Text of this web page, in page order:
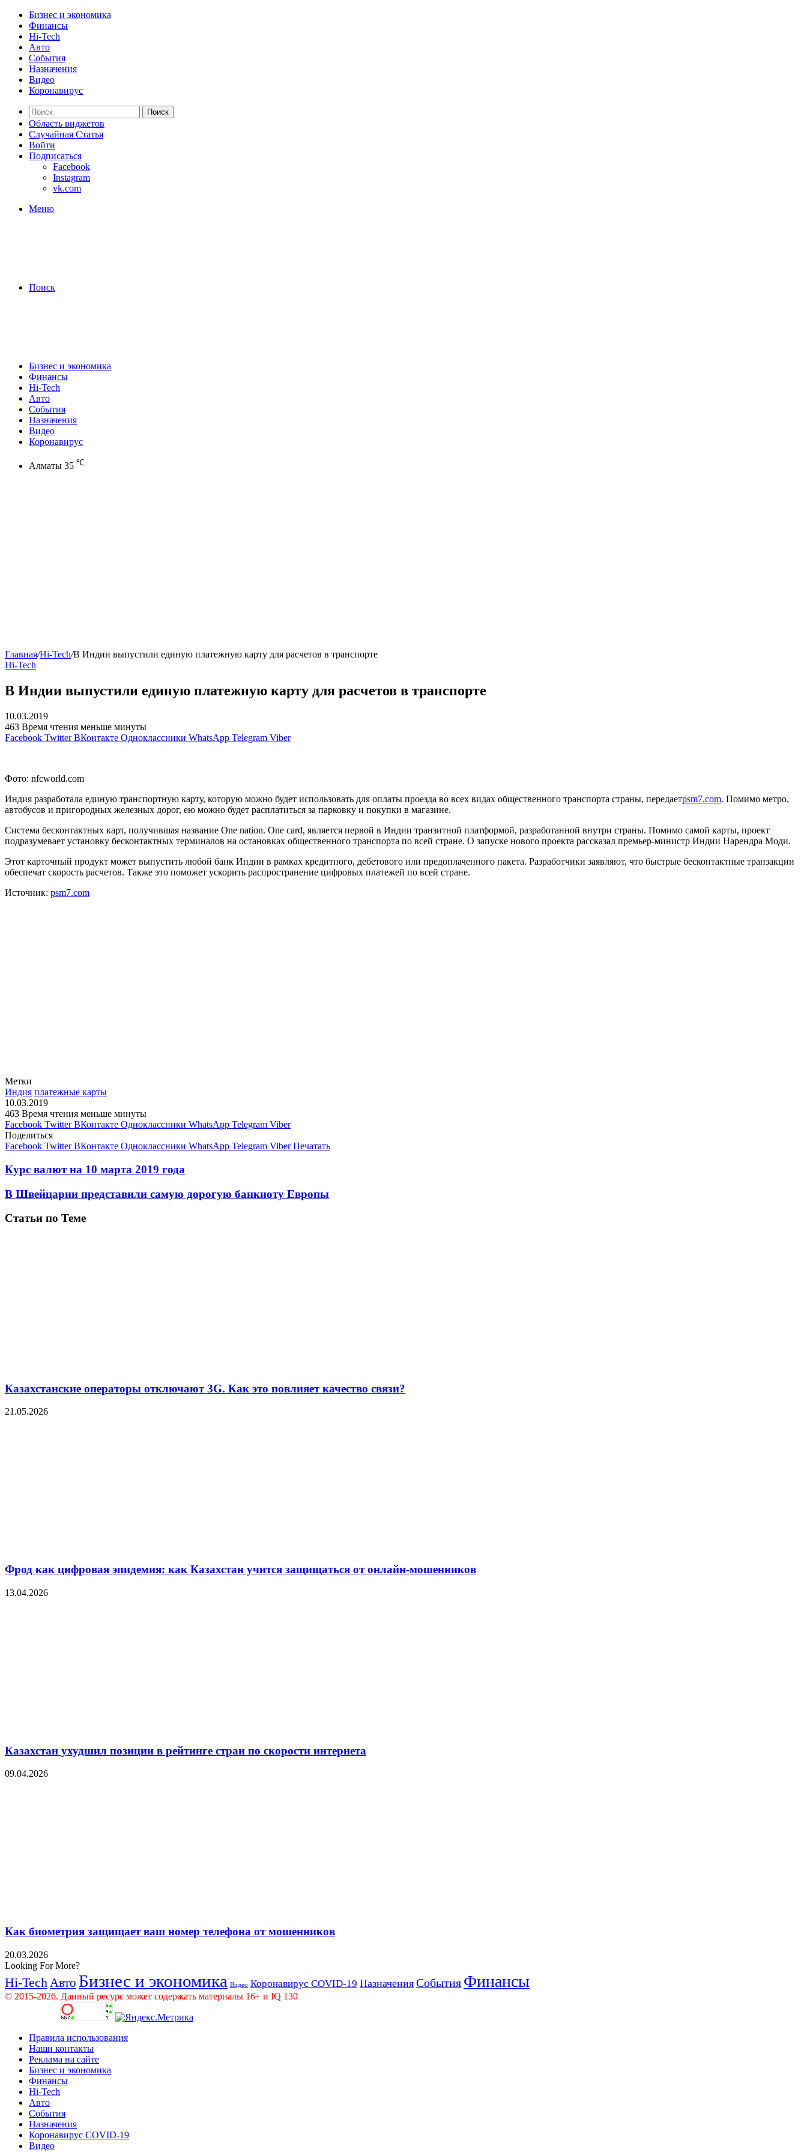
Бизнес и экономика
Финансы
Hi-Tech
Авто
События
Назначения
Видео
Коронавирус
Поиск
Область виджетов
Случайная Статья
Войти
Подписаться
Facebook
Instagram
vk.com
Меню
Поиск
Бизнес и экономика
Финансы
Hi-Tech
Авто
События
Назначения
Видео
Коронавирус
Алматы 35 ℃
Главная/Hi-Tech/В Индии выпустили единую платежную карту для расчетов в транспорте
Hi-Tech
В Индии выпустили единую платежную карту для расчетов в транспорте
10.03.2019
463 Время чтения меньше минуты
Facebook Twitter ВКонтакте Одноклассники WhatsApp Telegram Viber
Фото: nfcworld.com
Индия разработала единую транспортную карту, которую можно будет использовать для оплаты проезда во всех видах общественного транспорта страны, передаетpsm7.com. Помимо метро,
автобусов и пригородных железных дорог, ею можно будет расплатиться за парковку и покупки в магазине.
Система бесконтактных карт, получившая название One nation. One card, является первой в Индии транзитной платформой, разработанной внутри страны. Помимо самой карты, проект
подразумевает установку бесконтактных терминалов на остановках общественного транспорта по всей стране. О запуске нового проекта рассказал премьер-министр Индии Нарендра Моди.
Этот карточный продукт может выпустить любой банк Индии в рамках кредитного, дебетового или предоплаченного пакета. Разработчики заявляют, что быстрые бесконтактные транзакции
обеспечат скорость расчетов. Также это поможет ускорить распространение цифровых платежей по всей стране.
Источник: psm7.com
Метки
Индия платежные карты
10.03.2019
463 Время чтения меньше минуты
Facebook Twitter ВКонтакте Одноклассники WhatsApp Telegram Viber
Поделиться
Facebook Twitter ВКонтакте Одноклассники WhatsApp Telegram Viber Печатать
Курс валют на 10 марта 2019 года
В Швейцарии представили самую дорогую банкноту Европы
Статьи по Теме
Казахстанские операторы отключают 3G. Как это повлияет качество связи?
21.05.2026
Фрод как цифровая эпидемия: как Казахстан учится защищаться от онлайн-мошенников
13.04.2026
Казахстан ухудшил позиции в рейтинге стран по скорости интернета
09.04.2026
Как биометрия защищает ваш номер телефона от мошенников
20.03.2026
Looking For More?
Hi-Tech Авто Бизнес и экономика Видео Коронавирус COVID-19 Назначения События Финансы
© 2015-2026. Данный ресурс может содержать материалы 16+ и IQ 130
Правила использования
Наши контакты
Реклама на сайте
Бизнес и экономика
Финансы
Hi-Tech
Авто
События
Назначения
Коронавирус COVID-19
Видео